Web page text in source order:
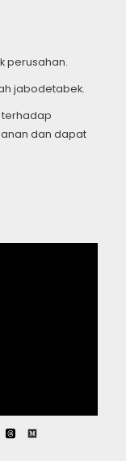
perusahan.
jabodetabek.
dan dapat